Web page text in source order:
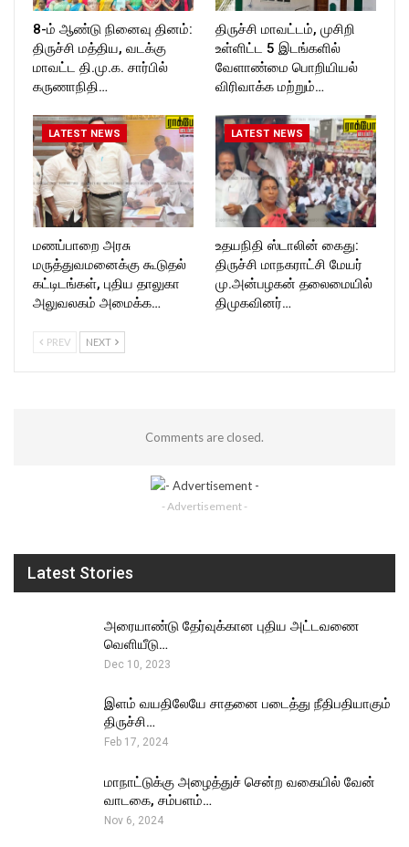
8-ம் ஆண்டு நினைவு தினம்:
திருச்சி மத்திய, வடக்கு
மாவட்ட தி.மு.க. சார்பில்
கருணாநிதி…
திருச்சி மாவட்டம், முசிறி
உள்ளிட்ட 5 இடங்களில்
வேளாண்மை பொறியியல்
விரிவாக்க மற்றும்…
LATEST NEWS
மணப்பாறை அரசு
மருத்துவமனைக்கு கூடுதல்
கட்டிடங்கள், புதிய தாலுகா
அலுவலகம் அமைக்க…
LATEST NEWS
உதயநிதி ஸ்டாலின் கைது:
திருச்சி மாநகராட்சி மேயர்
மு.அன்பழகன் தலைமையில்
திமுகவினர்…
PREV NEXT
Comments are closed.
- Advertisement -
Latest Stories
அரையாண்டு தேர்வுக்கான புதிய அட்டவணை
வெளியீடு…
Dec 10, 2023
இளம் வயதிலேயே சாதனை படைத்து நீதிபதியாகும்
திருச்சி…
Feb 17, 2024
மாநாட்டுக்கு அழைத்துச் சென்ற வகையில் வேன்
வாடகை, சம்பளம்…
Nov 6, 2024